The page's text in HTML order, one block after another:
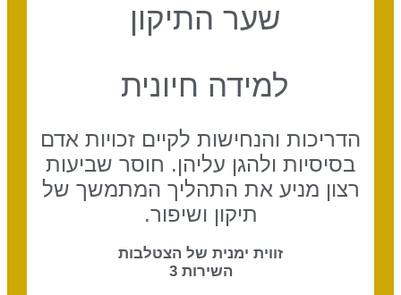
שער התיקון
למידה חיונית
הדריכות והנחישות לקיים זכויות אדם
בסיסיות ולהגן עליהן. חוסר שביעות
רצון מניע את התהליך המתמשך של
תיקון ושיפור.
זווית ימנית של הצטלבות
השירות 3